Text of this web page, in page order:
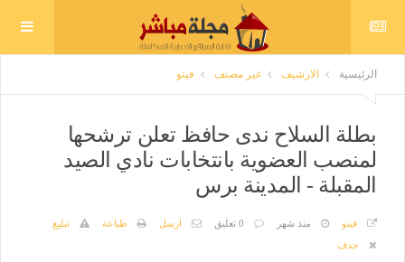
الرئيسية الارشيف غير مصنف فيتو
بطلة السلاح ندى حافظ تعلن ترشحها
لمنصب العضوية بانتخابات نادي الصيد
المقبلة - المدينة برس
فيتو منذ شهر 0 تعليق ارسل طباعة
تبليغ
حذف